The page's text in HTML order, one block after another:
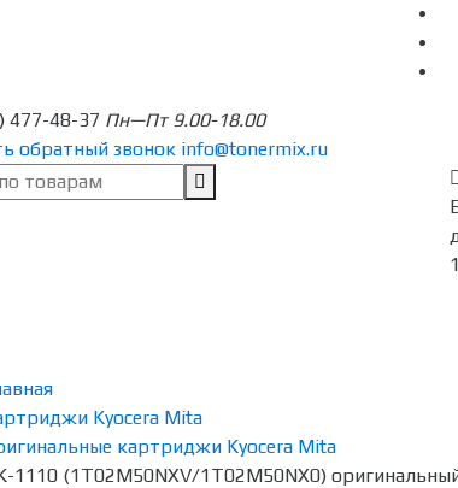
477-48-37 Пн—Пт 9.00-18.00
обратный звонок info@tonermix.ru
Kyocera Mita
картриджи Kyocera Mita
1110 (1T02M50NXV/1T02M50NX0)